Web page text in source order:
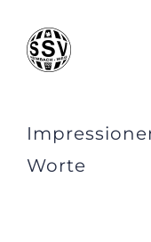
Inhalt
Worte